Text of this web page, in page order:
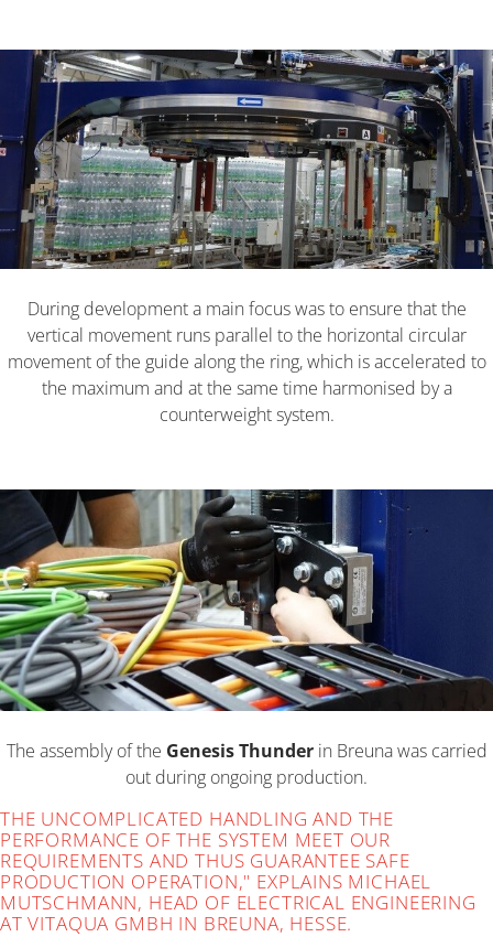
During development a main focus was to ensure that the
vertical movement runs parallel to the horizontal circular
movement of the guide along the ring, which is accelerated to
the maximum and at the same time harmonised by a
counterweight system.
The assembly of the Genesis Thunderin Breuna was carried
out during ongoing production.
THE UNCOMPLICATED HANDLING AND THE
PERFORMANCE OF THE SYSTEM MEET OUR
REQUIREMENTS AND THUS GUARANTEE SAFE
PRODUCTION OPERATION," EXPLAINS MICHAEL
MUTSCHMANN, HEAD OF ELECTRICAL ENGINEERING
AT VITAQUA GMBH IN BREUNA, HESSE.